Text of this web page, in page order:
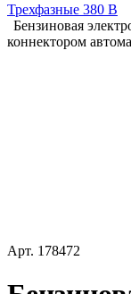
Трехфазные 380 В
Бензиновая
коннектором
Арт. 178472